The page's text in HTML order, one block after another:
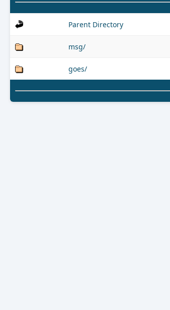
Parent Directory
msg/
goes/